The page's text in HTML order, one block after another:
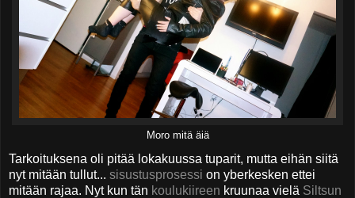
Moro mitä äiä
Tarkoituksena oli pitää lokakuussa tuparit, mutta eihän siitä
nyt mitään tullut... sisustusprosessi on yberkesken ettei
mitään rajaa. Nyt kun tän koulukiireen kruunaa vielä Siltsun